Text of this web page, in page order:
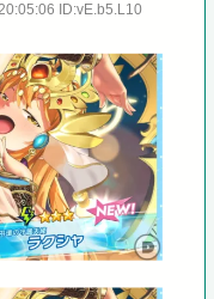
ID:vE.b5.L10